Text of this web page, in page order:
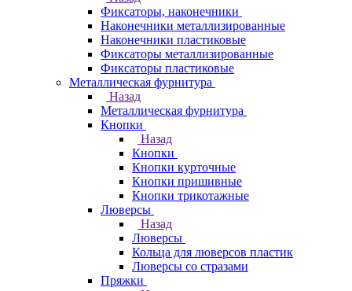
Фиксаторы, наконечники
Наконечники металлизированные
Наконечники пластиковые
Фиксаторы металлизированные
Фиксаторы пластиковые
Металлическая фурнитура
Назад
Металлическая фурнитура
Кнопки
Назад
Кнопки
Кнопки курточные
Кнопки пришивные
Кнопки трикотажные
Люверсы
Назад
Люверсы
Кольца для люверсов пластик
Люверсы со стразами
Пряжки